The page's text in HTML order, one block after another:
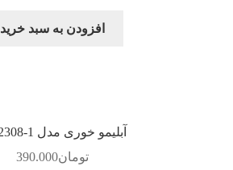
افزودن به سبد خرید
آبلیمو خوری مدل OB2308-1
تومان390.000